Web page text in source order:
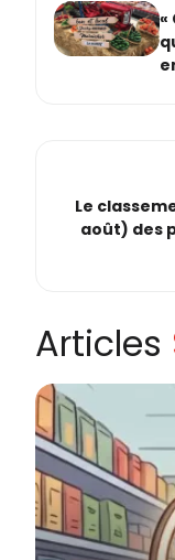
«
Le
août) des
Articles